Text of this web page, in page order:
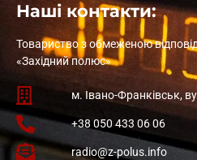
Наші контакти:
Товариство з обмеженою
«Західний полюс»
м. Івано-Франківськ,
+38 050 433 06 06
radio@z-polus.info